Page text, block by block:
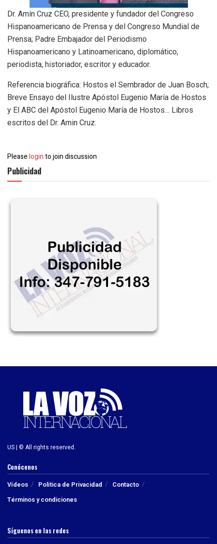
Dr. Amín Cruz CEO, presidente y fundador del Congreso
Hispanoamericano de Prensa y del Congreso Mundial de
Prensa; Padre Embajador del Periodismo
Hispanoamericano y Latinoamericano, diplomático,
periodista, historiador, escritor y educador.
Referencia biográfica: Hostos el Sembrador de Juan Bosch;
Breve Ensayo del Ilustre Apóstol Eugenio María de Hostos
y El ABC del Apóstol Eugenio María de Hostos… Libros
escritos del Dr. Amin Cruz.
Pleaseloginto join discussion
Publicidad
US | © All rights reserved.
Conócenos
Vídeos Política de Privacidad
Contacto
Términos y condiciones
Síguenos en las redes